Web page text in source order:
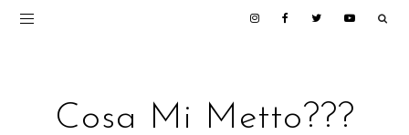
Cosa Mi Metto???